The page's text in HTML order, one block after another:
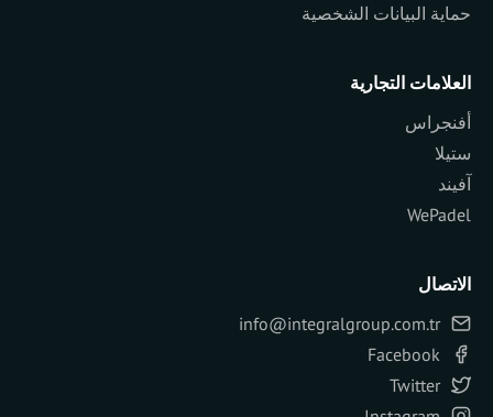
حماية البيانات الشخصية
العلامات التجارية
أفنجراس
ستيلا
آفيند
WePadel
الاتصال
info@integralgroup.com.tr
Facebook
Twitter